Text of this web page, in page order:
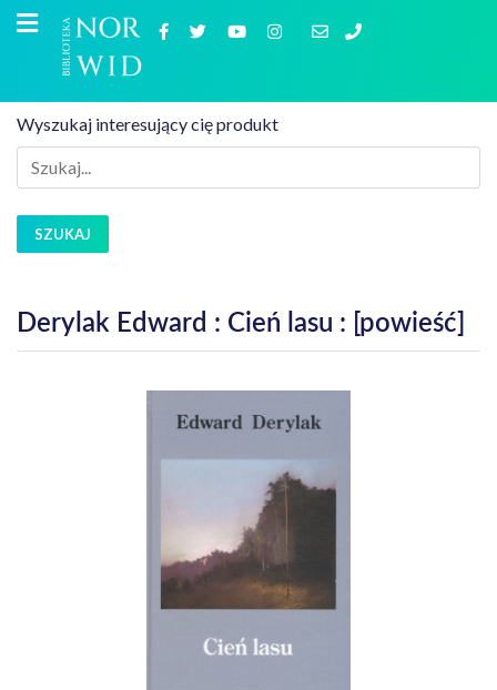
Wyszukaj interesujący cię produkt
SZUKAJ
Derylak Edward : Cień lasu : [powieść]